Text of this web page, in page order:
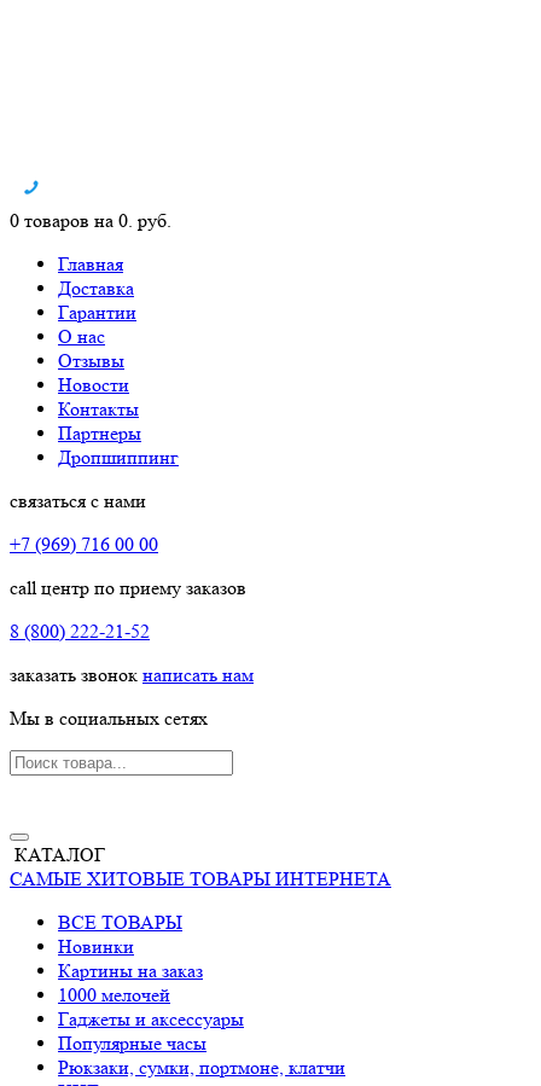
0 товаров на 0. руб.
Главная
Доставка
Гарантии
О нас
Отзывы
Новости
Контакты
Партнеры
Дропшиппинг
связаться с нами
+7 (969) 716 00 00
call центр по приему заказов
8 (800) 222-21-52
заказать звонок написать нам
Мы в социальных сетях
КАТАЛОГ
САМЫЕ ХИТОВЫЕ ТОВАРЫ ИНТЕРНЕТА
ВСЕ ТОВАРЫ
Новинки
Картины на заказ
1000 мелочей
Гаджеты и аксессуары
Популярные часы
Рюкзаки, сумки, портмоне, клатчи